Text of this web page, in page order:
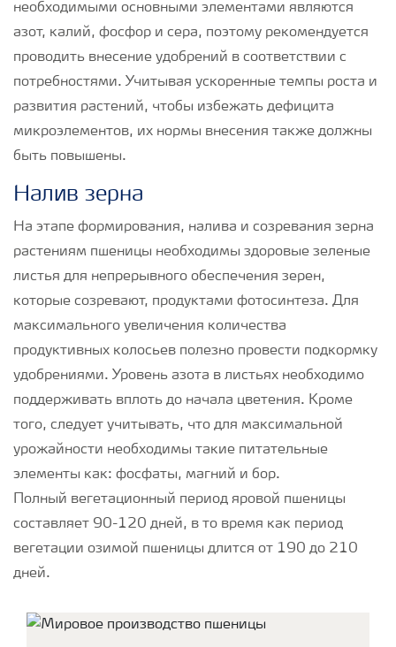
необходимыми основными элементами являются
азот, калий, фосфор и сера, поэтому рекомендуется
проводить внесение удобрений в соответствии с
потребностями. Учитывая ускоренные темпы роста и
развития растений, чтобы избежать дефицита
микроэлементов, их нормы внесения также должны
быть повышены.
Налив зерна
На этапе формирования, налива и созревания зерна
растениям пшеницы необходимы здоровые зеленые
листья для непрерывного обеспечения зерен,
которые созревают, продуктами фотосинтеза. Для
максимального увеличения количества
продуктивных колосьев полезно провести подкормку
удобрениями. Уровень азота в листьях необходимо
поддерживать вплоть до начала цветения. Кроме
того, следует учитывать, что для максимальной
урожайности необходимы такие питательные
элементы как: фосфаты, магний и бор.
Полный вегетационный период яровой пшеницы
составляет 90-120 дней, в то время как период
вегетации озимой пшеницы длится от 190 до 210
дней.